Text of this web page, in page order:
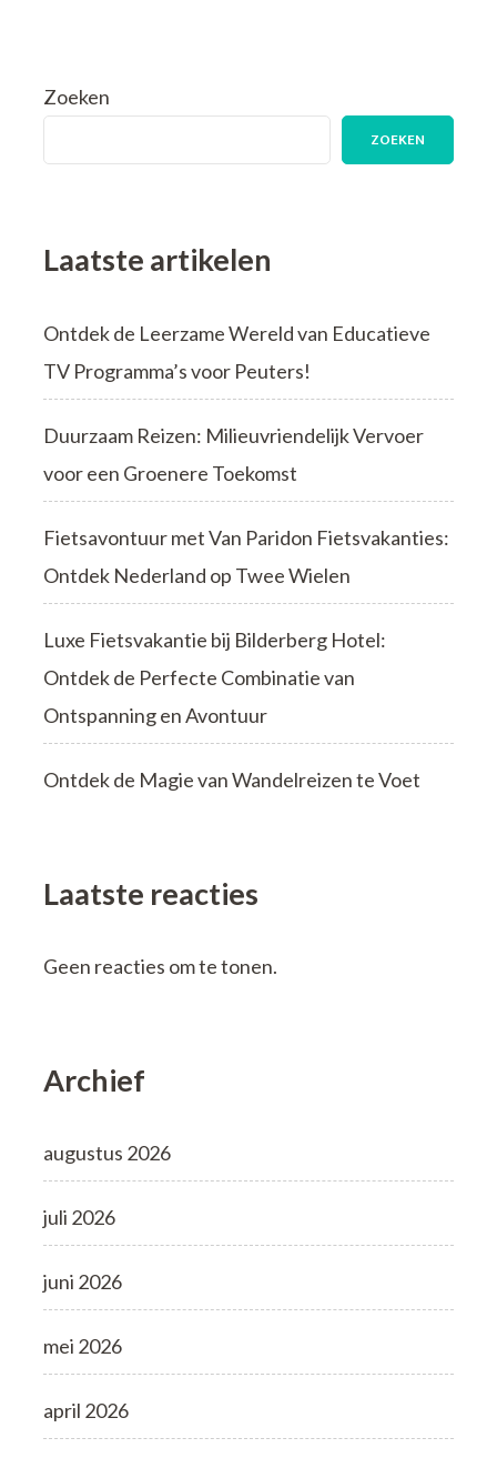
Fietsvakantie
Zoeken
ZOEKEN
Laatste artikelen
Ontdek de Leerzame Wereld van Educatieve
TV Programma’s voor Peuters!
Duurzaam Reizen: Milieuvriendelijk Vervoer
voor een Groenere Toekomst
Fietsavontuur met Van Paridon Fietsvakanties:
Ontdek Nederland op Twee Wielen
Luxe Fietsvakantie bij Bilderberg Hotel:
Ontdek de Perfecte Combinatie van
Ontspanning en Avontuur
Ontdek de Magie van Wandelreizen te Voet
Laatste reacties
Geen reacties om te tonen.
Archief
augustus 2026
juli 2026
juni 2026
mei 2026
april 2026